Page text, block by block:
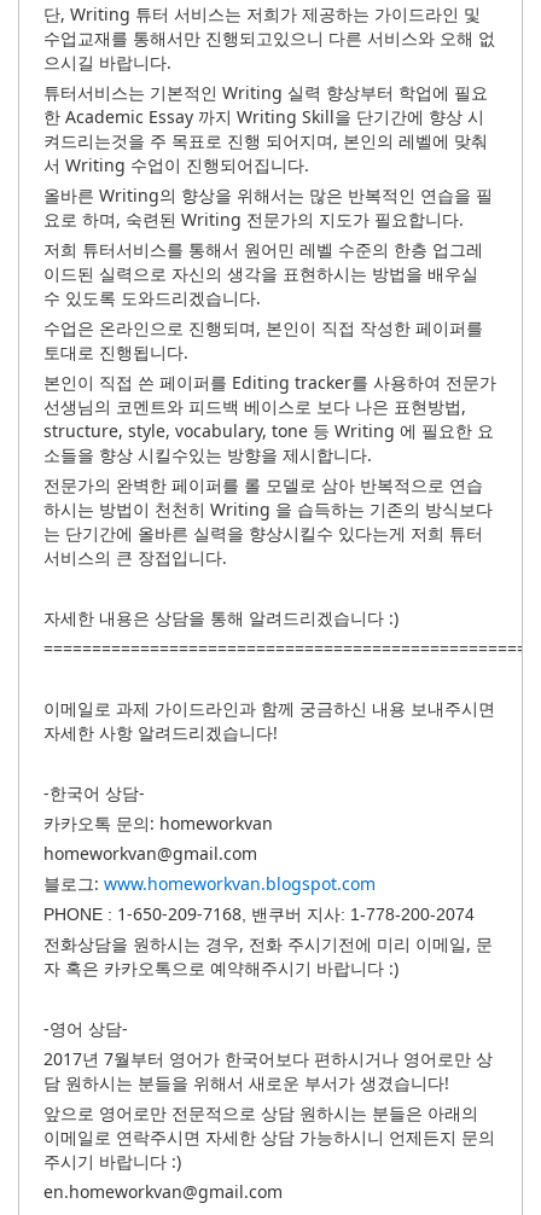
단, Writing 튜터 서비스는 저희가 제공하는 가이드라인 및
수업교재를 통해서만 진행되고있으니 다른 서비스와 오해 없
으시길 바랍니다.
튜터서비스는 기본적인 Writing 실력 향상부터 학업에 필요
한 Academic Essay 까지 Writing Skill을 단기간에 향상 시
켜드리는것을 주 목표로 진행 되어지며, 본인의 레벨에 맞춰
서 Writing 수업이 진행되어집니다.
올바른 Writing의 향상을 위해서는 많은 반복적인 연습을 필
요로 하며, 숙련된 Writing 전문가의 지도가 필요합니다.
저희 튜터서비스를 통해서 원어민 레벨 수준의 한층 업그레
이드된 실력으로 자신의 생각을 표현하시는 방법을 배우실
수 있도록 도와드리겠습니다.
수업은 온라인으로 진행되며, 본인이 직접 작성한 페이퍼를
토대로 진행됩니다.
본인이 직접 쓴 페이퍼를 Editing tracker를 사용하여 전문가
선생님의 코멘트와 피드백 베이스로 보다 나은 표현방법,
structure, style, vocabulary, tone 등 Writing 에 필요한 요
소들을 향상 시킬수있는 방향을 제시합니다.
전문가의 완벽한 페이퍼를 롤 모델로 삼아 반복적으로 연습
하시는 방법이 천천히 Writing 을 습득하는 기존의 방식보다
는 단기간에 올바른 실력을 향상시킬수 있다는게 저희 튜터
서비스의 큰 장접입니다.
자세한 내용은 상담을 통해 알려드리겠습니다 :)
이메일로 과제 가이드라인과 함께 궁금하신 내용 보내주시면
자세한 사항 알려드리겠습니다!
-한국어 상담-
카카오톡 문의: homeworkvan
homeworkvan@gmail.com
블로그: www.homeworkvan.blogspot.com
PHONE : 1-650-209-7168 , 밴쿠버 지사: 1-778-200-2074
전화상담을 원하시는 경우, 전화 주시기전에 미리 이메일, 문
자 혹은 카카오톡으로 예약해주시기 바랍니다 :)
-영어 상담-
2017년 7월부터 영어가 한국어보다 편하시거나 영어로만 상
담 원하시는 분들을 위해서 새로운 부서가 생겼습니다!
앞으로 영어로만 전문적으로 상담 원하시는 분들은 아래의
이메일로 연락주시면 자세한 상담 가능하시니 언제든지 문의
주시기 바랍니다 :)
en.homeworkvan@gmail.com